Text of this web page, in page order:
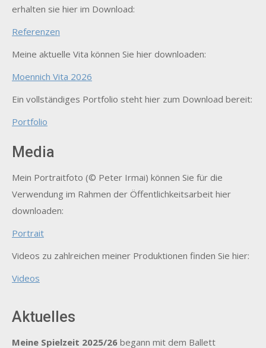
erhalten sie hier im Download:
Referenzen
Meine aktuelle Vita können Sie hier downloaden:
Moennich Vita 2026
Ein vollständiges Portfolio steht hier zum Download bereit:
Portfolio
Media
Mein Portraitfoto (© Peter Irmai) können Sie für die
Verwendung im Rahmen der Öffentlichkeitsarbeit hier
downloaden:
Portrait
Videos zu zahlreichen meiner Produktionen finden Sie hier:
Videos
Aktuelles
Meine Spielzeit 2025/26 begann mit dem Ballett